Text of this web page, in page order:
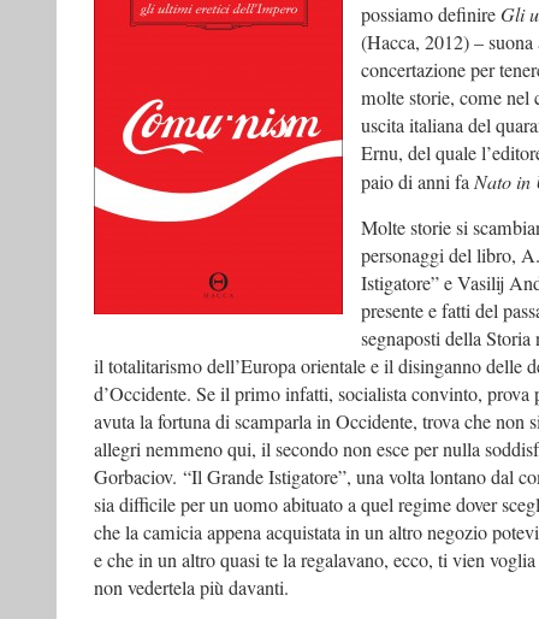
possiamo definireGli
(Hacca, 2012) –
concertazione per
molte storie, come nel
uscita italiana del
Ernu, del quale
paio di anni fa Nato in
Molte storie si
personaggi del libro,
Istigatore” e Vasilij
presente e fatti del
segnaposti della Storia
il totalitarismo dell’Europa orientale e il disinganno delle
d’Occidente. Se il primo infatti, socialista convinto, prova
avuta la fortuna di scamparla in Occidente, trova che non
allegri nemmeno qui, il secondo non esce per nulla
Gorbaciov. “Il Grande Istigatore”, una volta lontano dal
sia difficile per un uomo abituato a quel regime dover
che la camicia appena acquistata in un altro negozio
e che in un altro quasi te la regalavano, ecco, ti vien
non vedertela più davanti.